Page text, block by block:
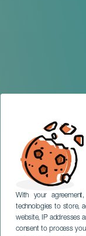
With your
technologies to store,
website, IP addresses
consent to process
TENERIFE